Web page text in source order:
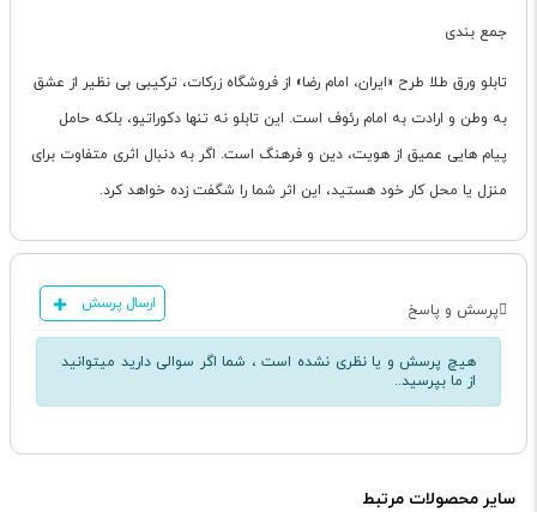
جمع بندی
تابلو ورق طلا طرح «ایران، امام رضا» از فروشگاه زرکات، ترکیبی بی نظیر از عشق
به وطن و ارادت به امام رئوف است. این تابلو نه تنها دکوراتیو، بلکه حامل
پیام هایی عمیق از هویت، دین و فرهنگ است. اگر به دنبال اثری متفاوت برای
منزل یا محل کار خود هستید، این اثر شما را شگفت زده خواهد کرد.
پرسش و پاسخ ارسال پرسش
هیچ پرسش و یا نظری نشده است ، شما اگر سوالی دارید میتوانید
از ما بپرسید..
سایر محصولات مرتبط